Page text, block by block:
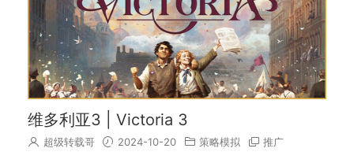
维多利亚3 | Victoria 3
超级转载哥 2024-10-20 策略模拟 推广